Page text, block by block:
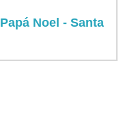
Papá Noel - Santa